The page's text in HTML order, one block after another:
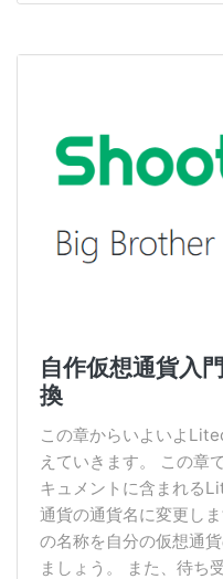
自作仮想通貨入
換
この章からいよいよ
えていきます。 この章
キュメントに含まれる
通貨の通貨名に変更し
の名称を自分の仮想通
ましょう。 また、待ち